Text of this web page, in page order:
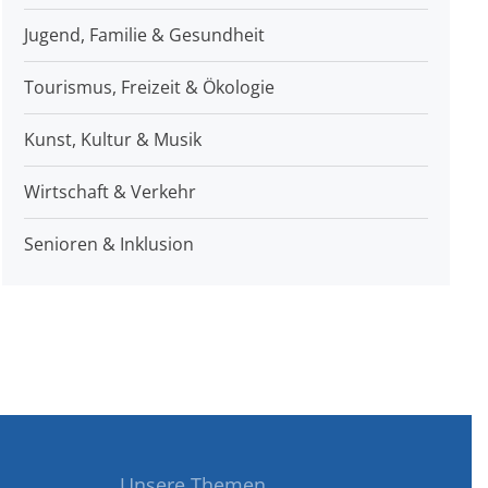
Jugend, Familie & Gesundheit
Tourismus, Freizeit & Ökologie
Kunst, Kultur & Musik
Wirtschaft & Verkehr
Senioren & Inklusion